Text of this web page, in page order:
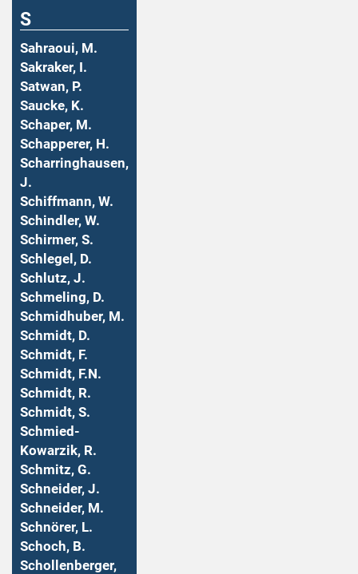
S
Sahraoui, M.
Sakraker, I.
Satwan, P.
Saucke, K.
Schaper, M.
Schapperer, H.
Scharringhausen,
J.
Schiffmann, W.
Schindler, W.
Schirmer, S.
Schlegel, D.
Schlutz, J.
Schmeling, D.
Schmidhuber, M.
Schmidt, D.
Schmidt, F.
Schmidt, F.N.
Schmidt, R.
Schmidt, S.
Schmied-
Kowarzik, R.
Schmitz, G.
Schneider, J.
Schneider, M.
Schnörer, L.
Schoch, B.
Schollenberger,